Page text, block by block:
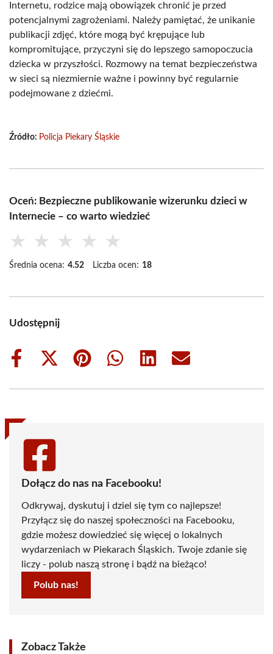
Internetu, rodzice mają obowiązek chronić je przed
potencjalnymi zagrożeniami. Należy pamiętać, że unikanie
publikacji zdjęć, które mogą być krępujące lub
kompromitujące, przyczyni się do lepszego samopoczucia
dziecka w przyszłości. Rozmowy na temat bezpieczeństwa
w sieci są niezmiernie ważne i powinny być regularnie
podejmowane z dziećmi.
Źródło: Policja Piekary Śląskie
Oceń: Bezpieczne publikowanie wizerunku dzieci w
Internecie – co warto wiedzieć
★ ★ ★ ★ ★
Średnia ocena: 4.52 Liczba ocen: 18
Udostępnij
Share
Share
(Twitter)
Share
Share
Share
Share
Dołącz do nas na Facebooku!
Odkrywaj, dyskutuj i dziel się tym co najlepsze!
Przyłącz się do naszej społeczności na Facebooku,
gdzie możesz dowiedzieć się więcej o lokalnych
wydarzeniach w Piekarach Śląskich. Twoje zdanie się
liczy - polub naszą stronę i bądź na bieżąco!
Polub nas!
Zobacz Także